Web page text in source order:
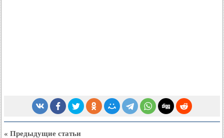
« Предыдущие статьи